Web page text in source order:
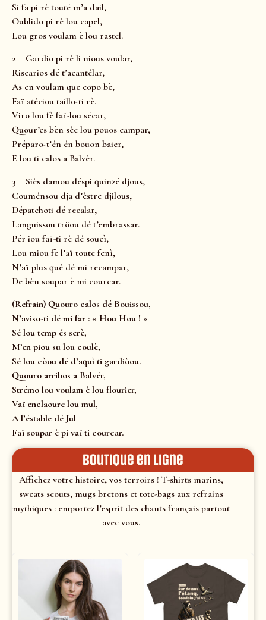
Si fa pi rè touté m’a dail,
Oublido pi rè lou capel,
Lou gros voulam è lou rastel.
2 – Gardio pi rè li nious voular,
Riscarios dé t’acantélar,
As en voulam que copo bè,
Faï atéciou taillo-ti rè.
Viro lou fè faï-lou sécar,
Quour’es bèn sèc lou pouos campar,
Préparo-t’én én bouon baier,
E lou ti calos a Balvèr.
3 – Siès damou déspi quinzé djous,
Couménsou dja d’èstre djilous,
Dépatchoti dé recalar,
Languissou tröou dé t’embrassar.
Pér iou faï-ti rè dé soucì,
Lou miou fè l’aï toute fenì,
N’aï plus qué dé mi recampar,
De bèn soupar è mi courcar.
(Refrain) Quouro calos dé Bouissou,
N’aviso-ti dé mi far : « Hou Hou ! »
Sé lou temp és serè,
M’en piou su lou coulè,
Sé lou còou dé d’aquì ti gardiòou.
Quouro arribos a Balvér,
Strémo lou voulam è lou flourier,
Vaï enclaoure lou mul,
A l’éstable dé Jul
Faï soupar è pi vaï ti courcar.
Boutique en ligne
Affichez votre histoire, vos terroirs ! T-shirts marins,
sweats scouts, mugs bretons et tote-bags aux refrains
mythiques : emportez l’esprit des chants français partout
avec vous.